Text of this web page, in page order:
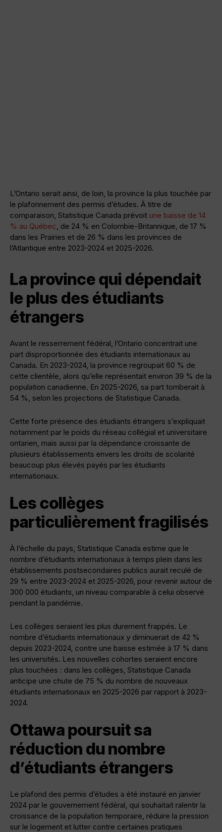
L’Ontario serait ainsi, de loin, la province la plus touchée par
le plafonnement des permis d’études. À titre de
comparaison, Statistique Canada prévoit une baisse de 14
% au Québec, de 24 % en Colombie-Britannique, de 17 %
dans les Prairies et de 26 % dans les provinces de
l’Atlantique entre 2023-2024 et 2025-2026.
La province qui dépendait
le plus des étudiants
étrangers
Avant le resserrement fédéral, l’Ontario concentrait une
part disproportionnée des étudiants internationaux au
Canada. En 2023-2024, la province regroupait 60 % de
cette clientèle, alors qu’elle représentait environ 39 % de la
population canadienne. En 2025-2026, sa part tomberait à
54 %, selon les projections de Statistique Canada.
Cette forte présence des étudiants étrangers s’expliquait
notamment par le poids du réseau collégial et universitaire
ontarien, mais aussi par la dépendance croissante de
plusieurs établissements envers les droits de scolarité
beaucoup plus élevés payés par les étudiants
internationaux.
Les collèges
particulièrement fragilisés
À l’échelle du pays, Statistique Canada estime que le
nombre d’étudiants internationaux à temps plein dans les
établissements postsecondaires publics aurait reculé de
29 % entre 2023-2024 et 2025-2026, pour revenir autour de
300 000 étudiants, un niveau comparable à celui observé
pendant la pandémie.
Les collèges seraient les plus durement frappés. Le
nombre d’étudiants internationaux y diminuerait de 42 %
depuis 2023-2024, contre une baisse estimée à 17 % dans
les universités. Les nouvelles cohortes seraient encore
plus touchées : dans les collèges, Statistique Canada
anticipe une chute de 75 % du nombre de nouveaux
étudiants internationaux en 2025-2026 par rapport à 2023-
2024.
Ottawa poursuit sa
réduction du nombre
d’étudiants étrangers
Le plafond des permis d’études a été instauré en janvier
2024 par le gouvernement fédéral, qui souhaitait ralentir la
croissance de la population temporaire, réduire la pression
sur le logement et lutter contre certaines pratiques